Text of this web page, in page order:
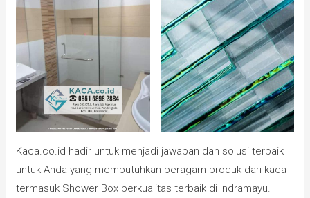
Kaca.co.id hadir untuk menjadi jawaban dan solusi terbaik
untuk Anda yang membutuhkan beragam produk dari kaca
termasuk Shower Box berkualitas terbaik di Indramayu.